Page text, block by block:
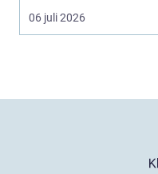
människor med funkt...
06 juli 2026